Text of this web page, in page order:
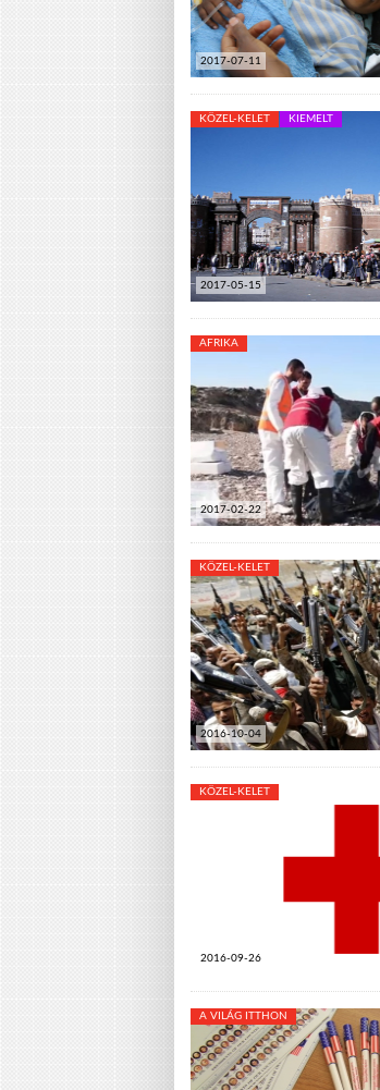
2017-07-11
2017-05-15
KÖZEL-KELET KIEMELT
2017-02-22
AFRIKA
2016-10-04
KÖZEL-KELET
2016-09-26
KÖZEL-KELET
A VILÁG ITTHON